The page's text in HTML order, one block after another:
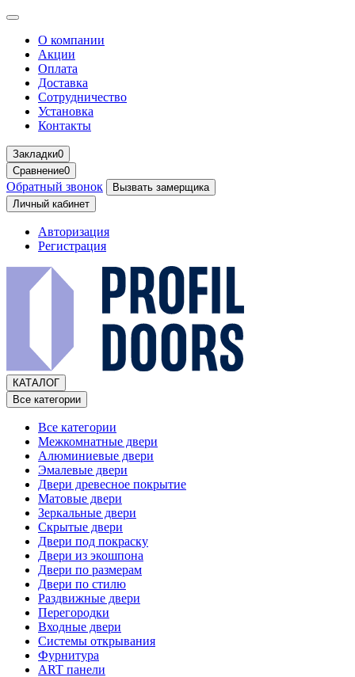
О компании
Акции
Оплата
Доставка
Сотрудничество
Установка
Контакты
Закладки0
Сравнение0
Обратный звонок
Вызвать замерщика
Личный кабинет
Авторизация
Регистрация
КАТАЛОГ
Все категории
Все категории
Межкомнатные двери
Алюминиевые двери
Эмалевые двери
Двери древесное покрытие
Матовые двери
Зеркальные двери
Скрытые двери
Двери под покраску
Двери из экошпона
Двери по размерам
Двери по стилю
Раздвижные двери
Перегородки
Входные двери
Системы открывания
Фурнитура
ART панели